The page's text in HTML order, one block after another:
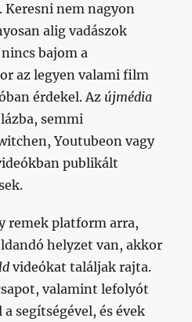
Keresni nem nagyon
alig vadászok
bajom a
az legyen valami film
érdekel. Az újmédia
semmi
Youtubeon vagy
publikált
remek platform arra,
helyzet van, akkor
videókat találjak rajta.
valamint lefolyót
segítségével, és évek